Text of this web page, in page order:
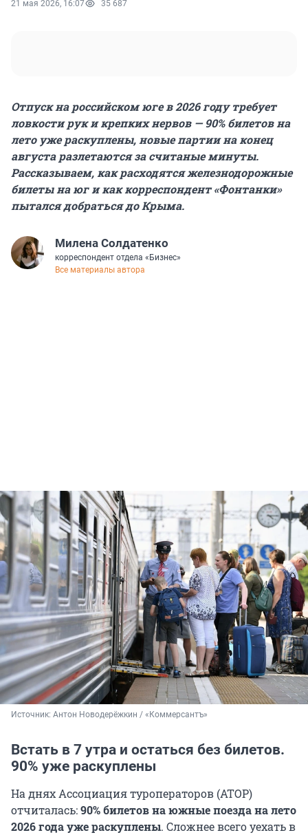
21 мая 2026, 16:07 35 687
Отпуск на российском юге в 2026 году требует
ловкости рук и крепких нервов — 90% билетов на
лето уже раскуплены, новые партии на конец
августа разлетаются за считаные минуты.
Рассказываем, как расходятся железнодорожные
билеты на юг и как корреспондент «Фонтанки»
пытался добраться до Крыма.
Милена Солдатенко
корреспондент отдела «Бизнес»
Все материалы автора
Источник: Антон Новодерёжкин / «Коммерсантъ»
Встать в 7 утра и остаться без билетов.
90% уже раскуплены
На днях Ассоциация туроператоров (АТОР)
отчиталась:90% билетов на южные поезда на лето
2026 года уже раскуплены. Сложнее всего уехать в